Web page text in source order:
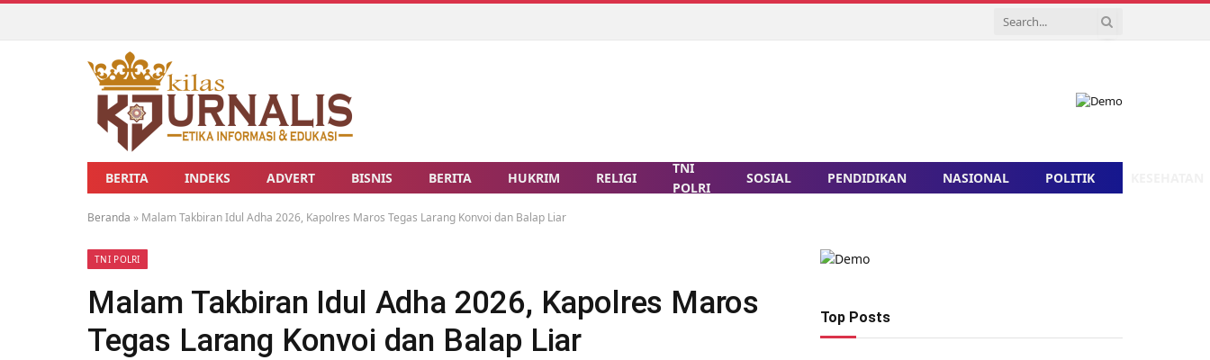
BERITA INDEKS ADVERT BISNIS BERITA HUKRIM RELIGI
TNI
POLRI
SOSIAL PENDIDIKAN NASIONAL POLITIK
Beranda » Malam Takbiran Idul Adha 2026, Kapolres Maros Tegas Larang Konvoi dan Balap Liar
TNI POLRI
Malam Takbiran Idul Adha 2026, Kapolres Maros
Tegas Larang Konvoi dan Balap Liar
Top Posts